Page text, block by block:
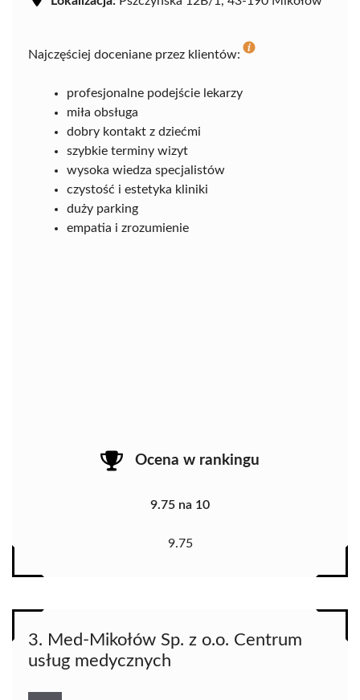
Najczęściej doceniane przez klientów:
profesjonalne podejście lekarzy
miła obsługa
dobry kontakt z dziećmi
szybkie terminy wizyt
wysoka wiedza specjalistów
czystość i estetyka kliniki
duży parking
empatia i zrozumienie
Ocena w rankingu
9.75 na 10
9.75
3. Med-Mikołów Sp. z o.o. Centrum
usług medycznych